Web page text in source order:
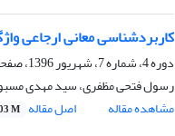
کاربردشناسی معانی ارجاعی
دوره 4، شماره 7، شهریور 1396، صفحه
رسول فتحی مظفری، سید مهدی
مشاهده مقاله
اصل مقاله M